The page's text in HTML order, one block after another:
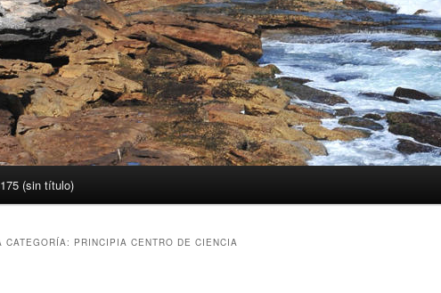
(sin título)
CATEGORÍA: PRINCIPIA CENTRO DE CIENCIA